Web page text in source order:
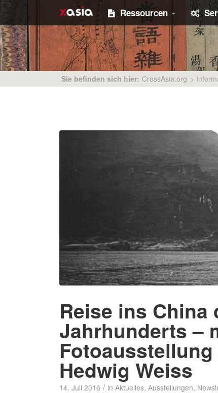
Ressourcen
Sie befinden sich hier: CrossAsia.org >
Reise ins China
Jahrhunderts –
Hedwig Weiss
14. Juli 2016 / in Aktuelles, Ausstellungen,